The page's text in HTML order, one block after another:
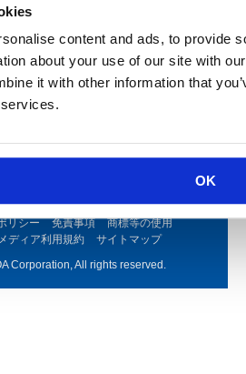
content and ads, to provide
about your use of our site with
it with other information that
OK
リシー 免責事項
商標等の使用
ディア利用規約
サイトマップ
Corporation, All rights reserved.